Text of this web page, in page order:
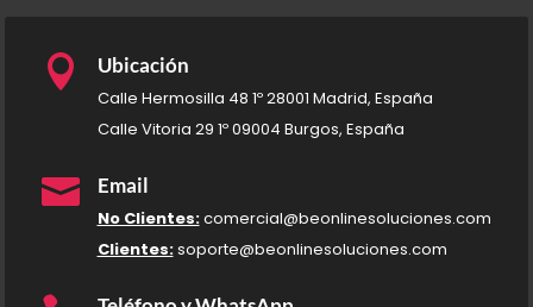
 Ubicación
Calle Hermosilla 48 1º 28001 Madrid, España
Calle Vitoria 29 1º 09004 Burgos, España
 Email
No Clientes:comercial@beonlinesoluciones.com
Clientes:soporte@beonlinesoluciones.com